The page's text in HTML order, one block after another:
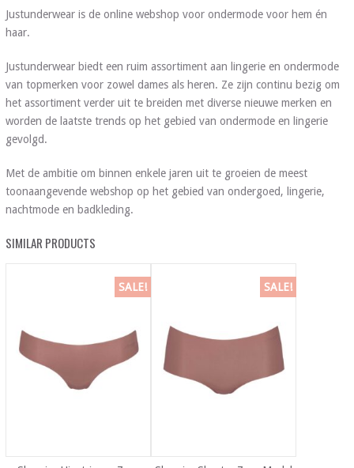
Justunderwear is de online webshop voor ondermode voor hem én
haar.
Justunderwear biedt een ruim assortiment aan lingerie en ondermode
van topmerken voor zowel dames als heren. Ze zijn continu bezig om
het assortiment verder uit te breiden met diverse nieuwe merken en
worden de laatste trends op het gebied van ondermode en lingerie
gevolgd.
Met de ambitie om binnen enkele jaren uit te groeien de meest
toonaangevende webshop op het gebied van ondergoed, lingerie,
nachtmode en badkleding.
SIMILAR PRODUCTS
SALE! SALE!